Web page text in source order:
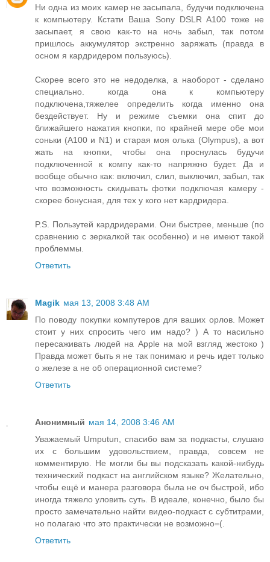
Ни одна из моих камер не засыпала, будучи подключена
к компьютеру. Кстати Ваша Sony DSLR A100 тоже не
засыпает, я свою как-то на ночь забыл, так потом
пришлось аккумулятор экстренно заряжать (правда в
осном я кардридером пользуюсь).
Скорее всего это не недоделка, а наоборот - сделано
специально. когда она к компьютеру
подключена,тяжелее определить когда именно она
бездействует. Ну и режиме съемки она спит до
ближайшего нажатия кнопки, по крайней мере обе мои
соньки (А100 и N1) и старая моя олька (Olympus), а вот
жать на кнопки, чтобы она проснулась будучи
подключенной к компу как-то напряжно будет. Да и
вообще обычно как: включил, слил, выключил, забыл, так
что возможность скидывать фотки подключая камеру -
скорее бонусная, для тех у кого нет кардридера.
P.S. Пользутей кардридерами. Они быстрее, меньше (по
сравнению с зеркалкой так особенно) и не имеют такой
проблеммы.
Ответить
Magik мая 13, 2008 3:48 AM
По поводу покупки компутеров для ваших орлов. Может
стоит у них спросить чего им надо? ) А то насильно
пересаживать людей на Apple на мой взгляд жестоко )
Правда может быть я не так понимаю и речь идет только
о железе а не об операционной системе?
Ответить
Анонимный мая 14, 2008 3:46 AM
Уважаемый Umputun, спасибо вам за подкасты, слушаю
их с большим удовольствием, правда, совсем не
комментирую. Не могли бы вы подсказать какой-нибудь
технический подкаст на английском языке? Желательно,
чтобы ещё и манера разговора была не оч быстрой, ибо
иногда тяжело уловить суть. В идеале, конечно, было бы
просто замечательно найти видео-подкаст с субтитрами,
но полагаю что это практически не возможно=(.
Ответить